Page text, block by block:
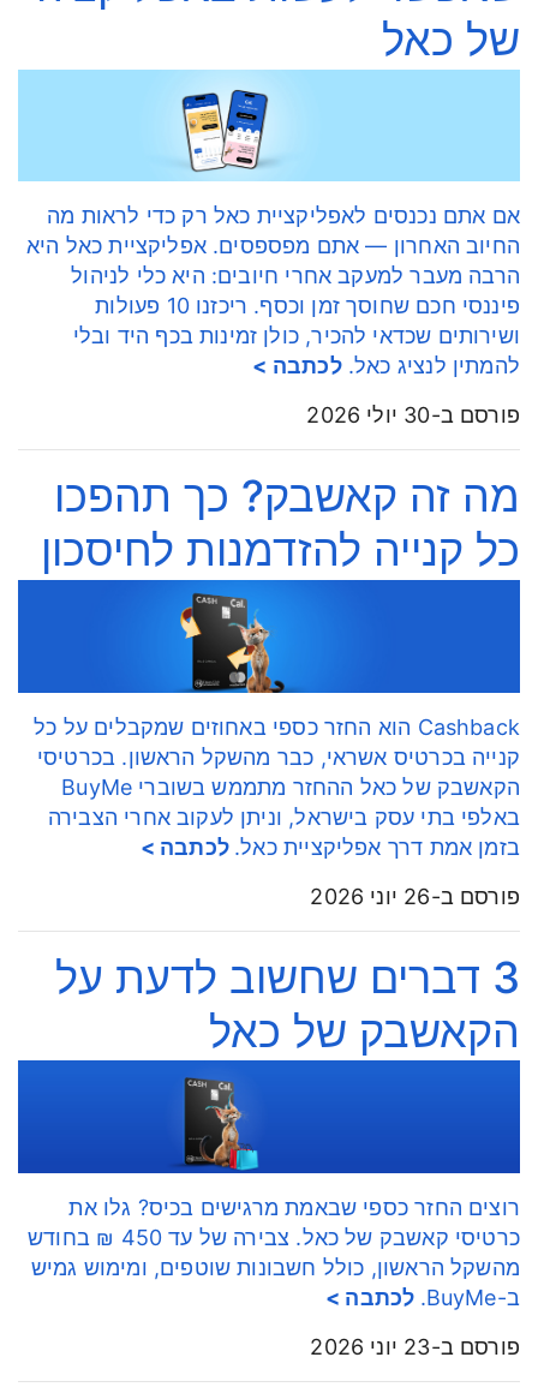
של כאל
אם אתם נכנסים לאפליקציית כאל רק כדי לראות מה
החיוב האחרון — אתם מפספסים. אפליקציית כאל היא
הרבה מעבר למעקב אחרי חיובים: היא כלי לניהול
פיננסי חכם שחוסך זמן וכסף. ריכזנו 10 פעולות
ושירותים שכדאי להכיר, כולן זמינות בכף היד ובלי
להמתין לנציג כאל.לכתבה >
פורסם ב-30 יולי 2026
מה זה קאשבק? כך תהפכו
כל קנייה להזדמנות לחיסכון
Cashback הוא החזר כספי באחוזים שמקבלים על כל
קנייה בכרטיס אשראי, כבר מהשקל הראשון. בכרטיסי
הקאשבק של כאל ההחזר מתממש בשוברי BuyMe
באלפי בתי עסק בישראל, וניתן לעקוב אחרי הצבירה
בזמן אמת דרך אפליקציית כאל. לכתבה >
פורסם ב-26 יוני 2026
3 דברים שחשוב לדעת על
הקאשבק של כאל
רוצים החזר כספי שבאמת מרגישים בכיס? גלו את
כרטיסי קאשבק של כאל. צבירה של עד 450 ₪ בחודש
מהשקל הראשון, כולל חשבונות שוטפים, ומימוש גמיש
ב-BuyMe.
לכתבה >
פורסם ב-23 יוני 2026